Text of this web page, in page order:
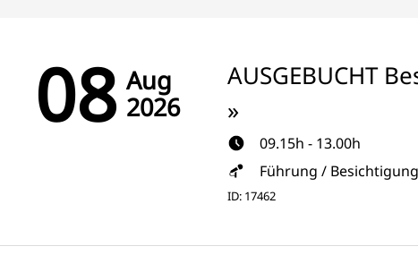
08 Aug
2026
AUSGEBUCHT
»
09.15h - 13.00h
Führung / Besichtigung
ID: 17462